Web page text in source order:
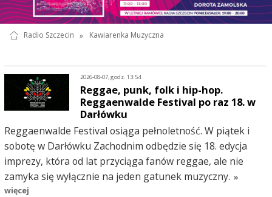
Radio Szczecin » Kawiarenka Muzyczna
2026-08-07, godz. 13:54
Reggae, punk, folk i hip-hop.
Reggaenwalde Festival po raz 18. w
Darłówku
Reggaenwalde Festival osiąga pełnoletność. W piątek i
sobotę w Darłówku Zachodnim odbędzie się 18. edycja
imprezy, która od lat przyciąga fanów reggae, ale nie
zamyka się wyłącznie na jeden gatunek muzyczny. »
więcej